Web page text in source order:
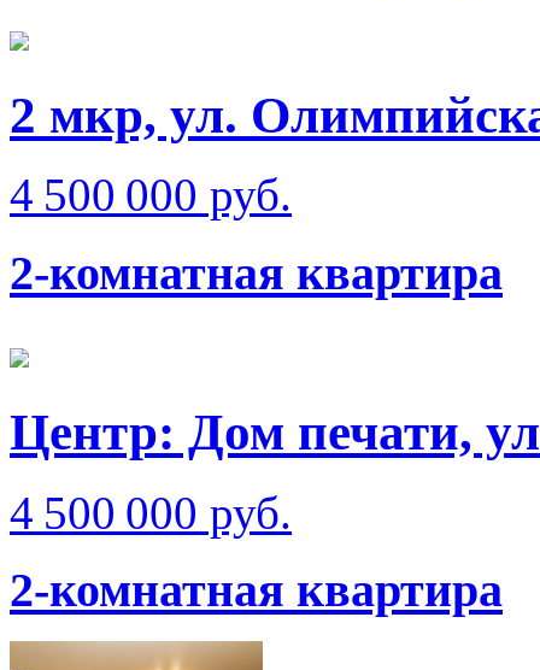
2 мкр, ул.
4 500 000 руб.
2-комнатная квартира
Центр: Дом печати,
4 500 000 руб.
2-комнатная квартира